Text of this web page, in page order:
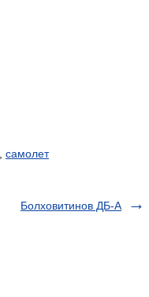
самолет
Болховитинов ДБ-А